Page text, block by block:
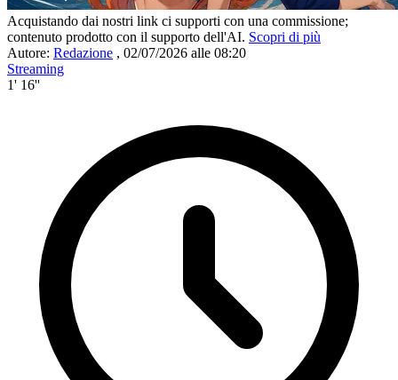
Acquistando dai nostri link ci supporti con una commissione;
contenuto prodotto con il supporto dell'AI. Scopri di più
Autore: Redazione , 02/07/2026 alle 08:20
Streaming
1' 16''